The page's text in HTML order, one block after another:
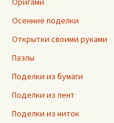
Осенние поделки
Открытки своими руками
Пазлы
Поделки из бумаги
Поделки из лент
Поделки из ниток